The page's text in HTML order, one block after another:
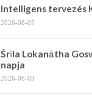
Intelligens tervezés
2026-08-05
Śrīla Lokanātha
napja
2026-08-03